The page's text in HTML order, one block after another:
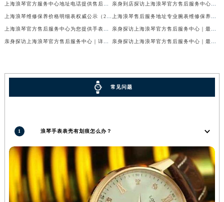
常见问题
1 浪琴手表表壳有划痕怎么办？